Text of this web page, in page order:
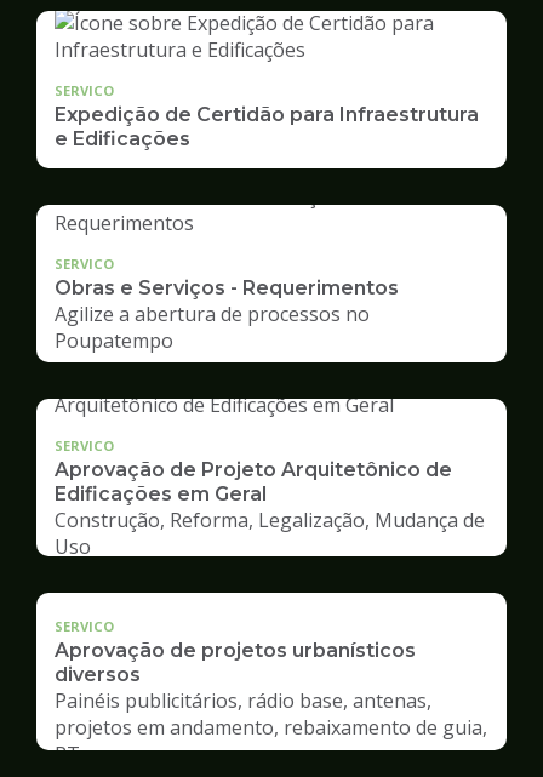
SERVICO
Expedição de Certidão para Infraestrutura
e Edificações
SERVICO
Obras e Serviços - Requerimentos
Agilize a abertura de processos no
Poupatempo
SERVICO
Aprovação de Projeto Arquitetônico de
Edificações em Geral
Construção, Reforma, Legalização, Mudança de
Uso
SERVICO
Aprovação de projetos urbanísticos
diversos
Painéis publicitários, rádio base, antenas,
projetos em andamento, rebaixamento de guia,
RT